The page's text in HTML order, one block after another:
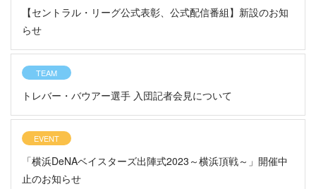
【セントラル・リーグ公式表彰、公式配信番組】新設のお知
らせ
TEAM
トレバー・バウアー選手 入団記者会見について
EVENT
「横浜DeNAベイスターズ出陣式2023～横浜頂戦～」開催中
止のお知らせ